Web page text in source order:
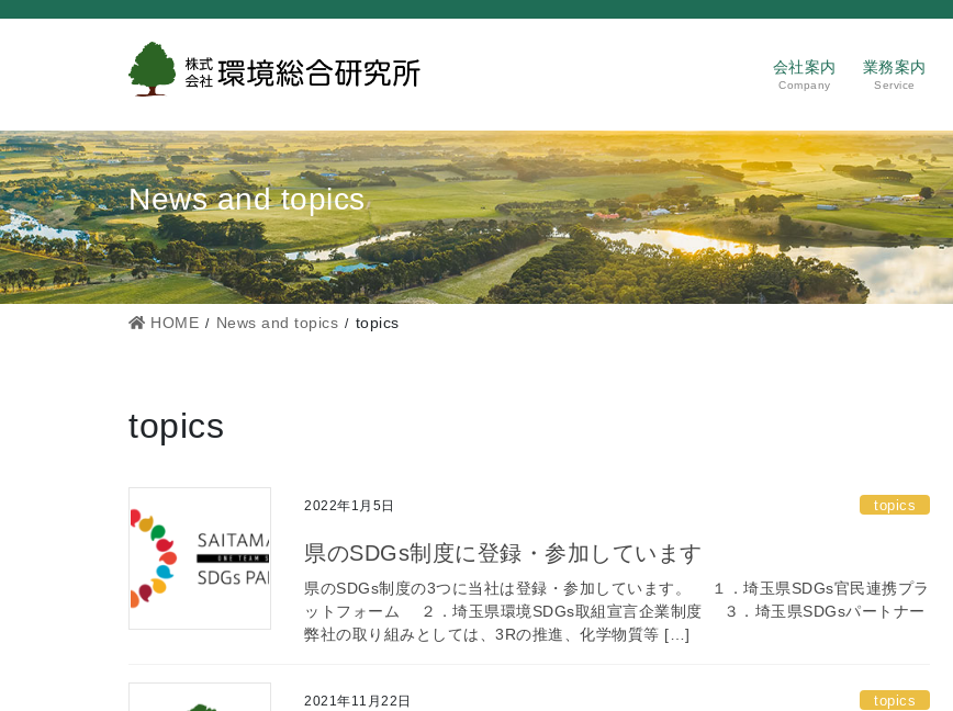
コ
ツ
に
移
動
ナ
シ
ョ
ン
に
移
会社案内
Company
業務案内
Service
News and topics
HOME News and topics topics
topics
2022年1月5日 topics
県のSDGs制度に登録・参加しています
県のSDGs制度の3つに当社は登録・参加しています。 １．埼玉県SDGs官民連携プラ
ットフォーム ２．埼玉県環境SDGs取組宣言企業制度 ３．埼玉県SDGsパートナー
弊社の取り組みとしては、3Rの推進、化学物質等 […]
2021年11月22日 topics